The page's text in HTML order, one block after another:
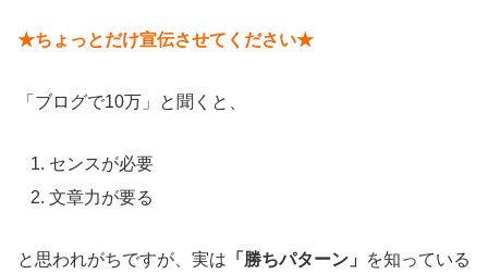
★ちょっとだけ宣伝させてください★
「ブログで10万」と聞くと、
センスが必要
文章力が要る
と思われがちですが、実は 「勝ちパターン」
を知っている